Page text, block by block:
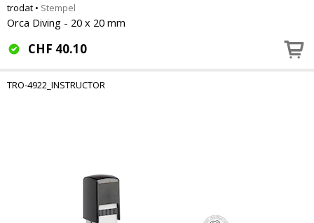
trodat • Stempel
Orca Diving - 20 x 20 mm
CHF 40.10
TRO-4922_INSTRUCTOR